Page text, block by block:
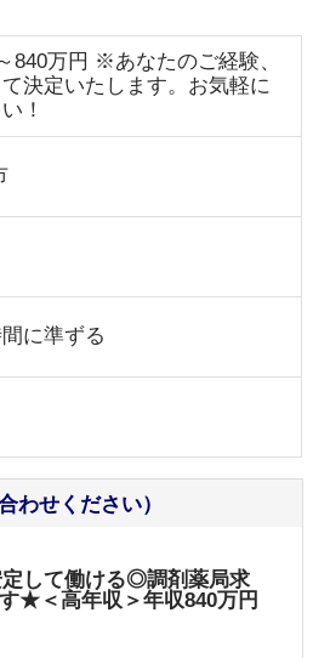
840万円 ※あなたのご経験、
決定いたします。お気軽に
！
に準ずる
わせください）
して働ける◎調剤薬局求
★＜高年収＞年収840万円